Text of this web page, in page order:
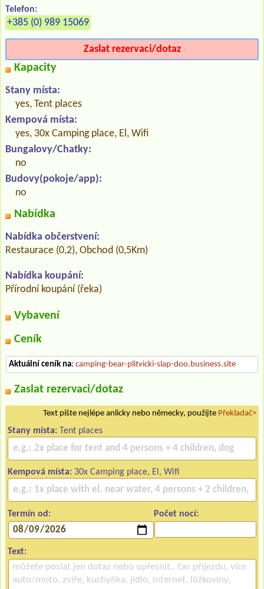
Telefon:
+385 (0) 989 15069
Zaslat rezervaci/dotaz
Kapacity
Stany místa:
yes, Tent places
Kempová místa:
yes, 30x Camping place, El, Wifi
Bungalovy/Chatky:
no
Budovy(pokoje/app):
no
Nabídka
Nabídka občerstvení:
Restaurace (0,2), Obchod (0,5Km)
Nabídka koupání:
Přírodní koupání (řeka)
Vybavení
Ceník
Aktuální ceník na: camping-bear-plitvicki-slap-doo.business.site
Zaslat rezervaci/dotaz
Text pište nejlépe anlicky nebo německy, použijte Překladač>
Stany místa: Tent places
Kempová místa: 30x Camping place, El, Wifi
Termín od: Počet nocí:
Text: